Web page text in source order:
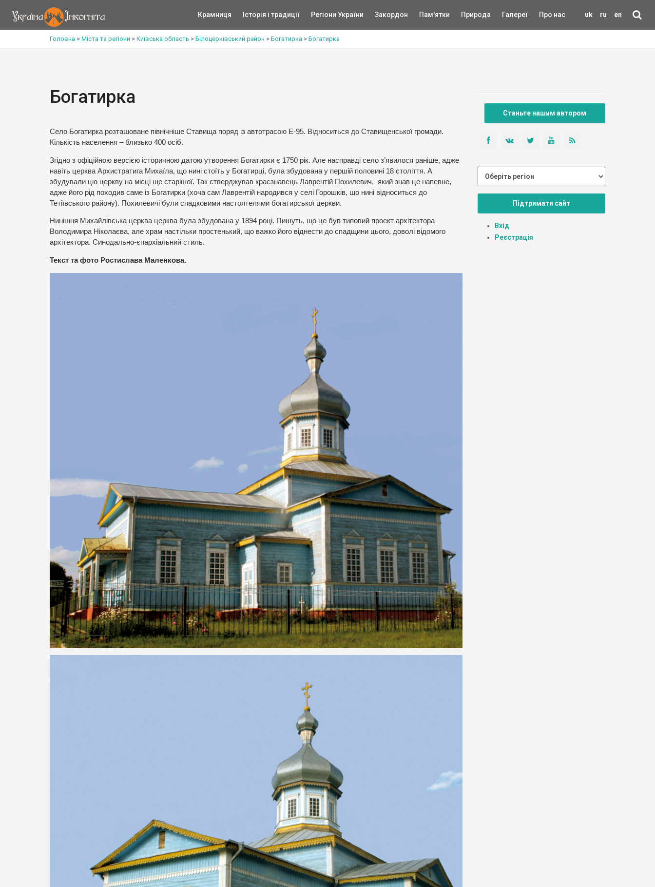
uk ru en
Крамниця Історія і традиції Регіони України Закордон Пам'ятки Природа Галереї Про нас
Головна > Міста та регіони > Київська область > Білоцерківський район > Богатирка > Богатирка
Богатирка
Село Богатирка розташоване північніше Ставища поряд із автотрасою Е-95. Відноситься до Ставищенської громади.
Кількість населення – близько 400 осіб.
Згідно з офіційною версією історичною датою утворення Богатирки є 1750 рік. Але насправді село з’явилося раніше, адже
навіть церква Архистратига Михаїла, що нині стоїть у Богатирці, була збудована у першій половині 18 століття. А
збудували цю церкву на місці ще старішої. Так стверджував краєзнавець Лаврентій Похилевич, який знав це напевне,
адже його рід походив саме із Богатирки (хоча сам Лаврентій народився у селі Горошків, що нині відноситься до
Тетіївського району). Похилевичі були спадковими настоятелями богатирської церкви.
Нинішня Михайлівська церква церква була збудована у 1894 році. Пишуть, що це був типовий проект архітектора
Володимира Ніколаєва, але храм настільки простенький, що важко його віднести до спадщини цього, доволі відомого
архітектора. Синодально-єпархіальний стиль.
Текст та фото Ростислава Маленкова.
Станьте нашим автором
Підтримати сайт
Вхід
Реєстрація